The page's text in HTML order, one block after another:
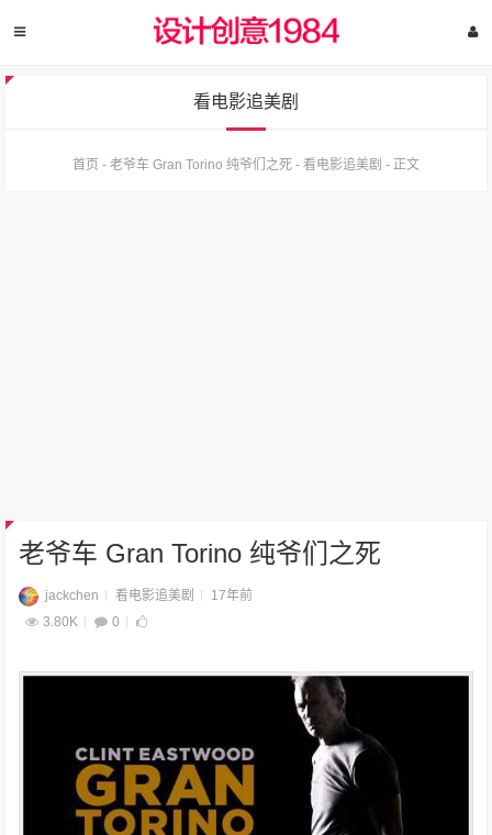
看电影追美剧
首页 - 老爷车 Gran Torino 纯爷们之死 - 看电影追美剧 - 正文
老爷车 Gran Torino 纯爷们之死
jackchen 看电影追美剧
17年前
3.80K
0